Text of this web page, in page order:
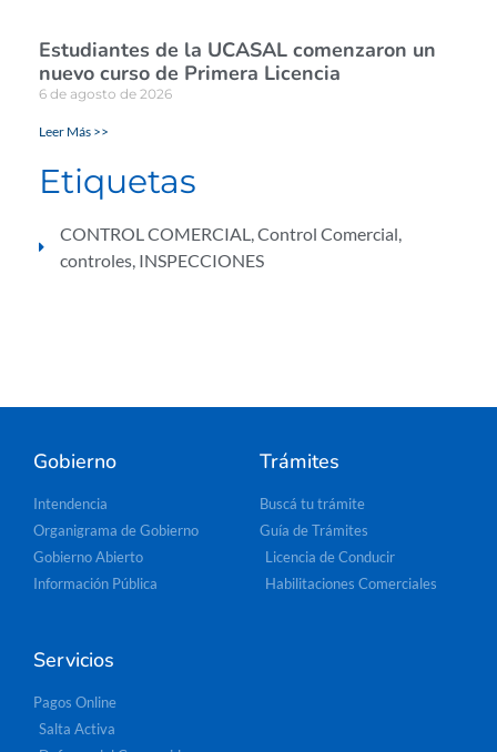
Estudiantes de la UCASAL comenzaron un
nuevo curso de Primera Licencia
6 de agosto de 2026
Leer Más >>
Etiquetas
CONTROL COMERCIAL,Control Comercial,
controles, INSPECCIONES
Gobierno
Intendencia
Organigrama de Gobierno
Gobierno Abierto
Información Pública
Trámites
Buscá tu trámite
Guía de Trámites
Licencia de Conducir
Habilitaciones Comerciales
Servicios
Pagos Online
Salta Activa